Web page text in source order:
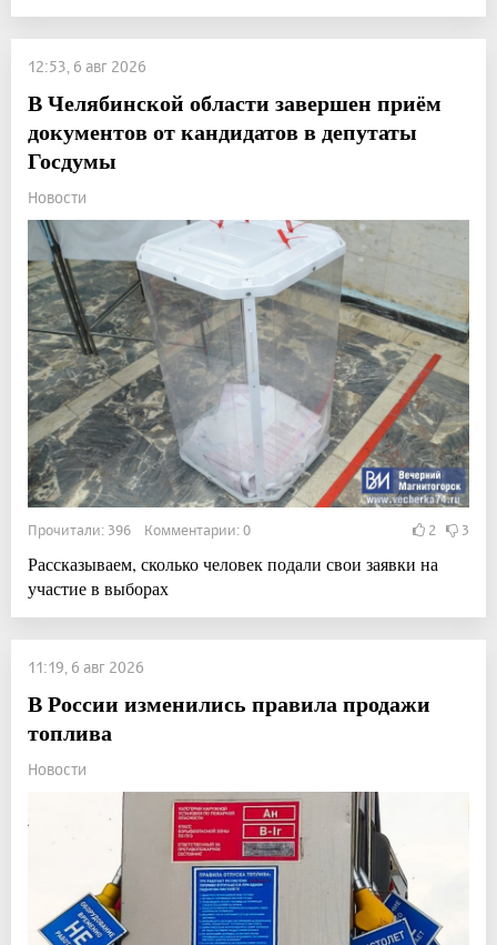
12:53, 6 авг 2026
В Челябинской области завершен приём
документов от кандидатов в депутаты
Госдумы
Новости
Прочитали: 396 Комментарии: 0 2 3
Рассказываем, сколько человек подали свои заявки на
участие в выборах
11:19, 6 авг 2026
В России изменились правила продажи
топлива
Новости